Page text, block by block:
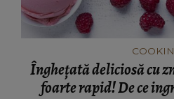
Înghețată deliciosă cu
foarte rapid! De ce